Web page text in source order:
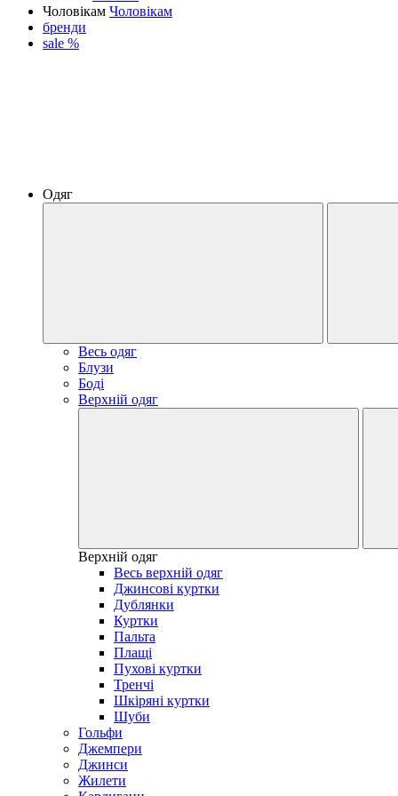
Чоловікам Чоловікам
бренди
sale %
Одяг
Весь одяг
Блузи
Боді
Верхній одяг
Верхній одяг
Весь верхній одяг
Джинсові куртки
Дублянки
Куртки
Пальта
Плащі
Пухові куртки
Тренчі
Шкіряні куртки
Шуби
Гольфи
Джемпери
Джинси
Жилети